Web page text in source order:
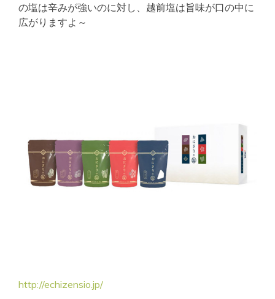
の塩は辛みが強いのに対し、越前塩は旨味が口の中に
広がりますよ～
http://echizensio.jp/